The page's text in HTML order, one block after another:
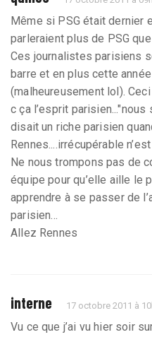
Même si PSG était dernier
parleraient plus de PSG
Ces journalistes parisiens
barre et en plus cette
(malheureusement lol).
c ça l’esprit
disait un riche parisien
Rennes....irrécupérable
Ne nous trompons pas de
équipe pour qu’elle aille le
apprendre à se passer de
parisien...
Allez Rennes
interne 17 octobre 2011 à
Vu ce que j’ai vu hier soir